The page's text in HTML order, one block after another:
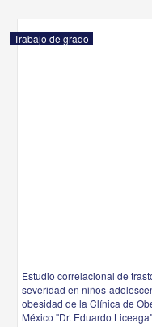
Trabajo de grado
Estudio correlacional de
severidad en niños-
obesidad de la Clínica de
México "Dr. Eduardo Liceaga"